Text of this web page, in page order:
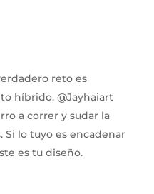
reto es
híbrido. @Jayhaiart
a correr y sudar la
lo tuyo es encadenar
es tu diseño.